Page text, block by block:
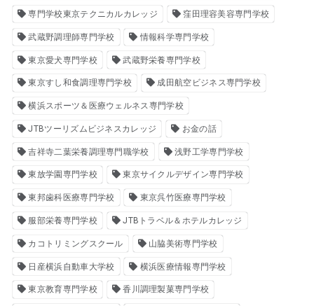
専門学校東京テクニカルカレッジ 窪田理容美容専門学校
武蔵野調理師専門学校 情報科学専門学校
東京愛犬専門学校 武蔵野栄養専門学校
東京すし和食調理専門学校 成田航空ビジネス専門学校
横浜スポーツ＆医療ウェルネス専門学校
JTBツーリズムビジネスカレッジ お金の話
吉祥寺二葉栄養調理専門職学校 浅野工学専門学校
東放学園専門学校 東京サイクルデザイン専門学校
東邦歯科医療専門学校 東京呉竹医療専門学校
服部栄養専門学校 JTBトラベル＆ホテルカレッジ
カコトリミングスクール 山脇美術専門学校
日産横浜自動車大学校 横浜医療情報専門学校
東京教育専門学校 香川調理製菓専門学校